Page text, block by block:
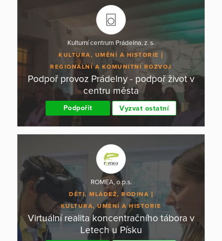
Kulturní centrum Prádelna, z. s.
KULTURA, UMĚNÍ A HISTORIE
REGIONÁLNÍ A KOMUNITNÍ ROZVOJ
Podpoř provoz Prádelny - podpoř život v
centru města
Podpořit Vyzvat ostatní
ROMEA, o.p.s.
DĚTI, MLÁDEŽ, RODINA
KULTURA, UMĚNÍ A HISTORIE
Virtuální realita koncentračního tábora v
Letech u Písku